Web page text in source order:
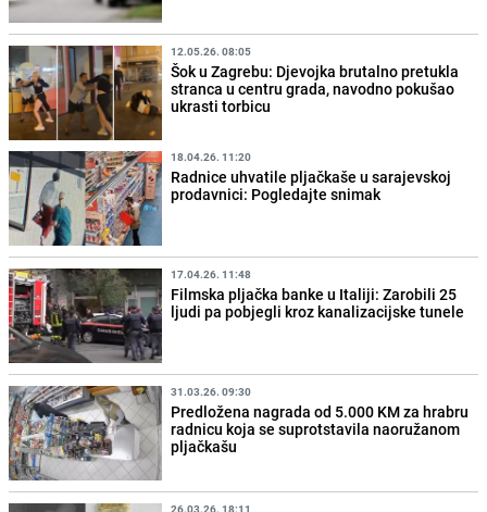
12.05.26. 08:05
Šok u Zagrebu: Djevojka brutalno pretukla
stranca u centru grada, navodno pokušao
ukrasti torbicu
18.04.26. 11:20
Radnice uhvatile pljačkaše u sarajevskoj
prodavnici: Pogledajte snimak
17.04.26. 11:48
Filmska pljačka banke u Italiji: Zarobili 25
ljudi pa pobjegli kroz kanalizacijske tunele
31.03.26. 09:30
Predložena nagrada od 5.000 KM za hrabru
radnicu koja se suprotstavila naoružanom
pljačkašu